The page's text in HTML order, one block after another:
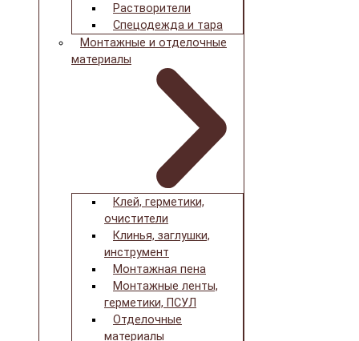
Растворители
Спецодежда и тара
Монтажные и отделочные
материалы
Клей, герметики,
очистители
Клинья, заглушки,
инструмент
Монтажная пена
Монтажные ленты,
герметики, ПСУЛ
Отделочные
материалы